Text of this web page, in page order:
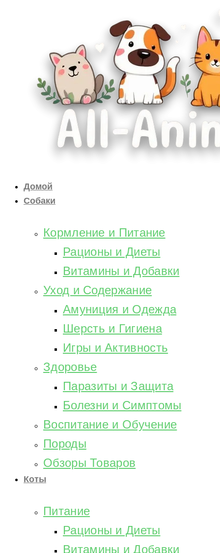
Домой
Собаки
Кормление и Питание
Рационы и Диеты
Витамины и Добавки
Уход и Содержание
Амуниция и Одежда
Шерсть и Гигиена
Игры и Активность
Здоровье
Паразиты и Защита
Болезни и Симптомы
Воспитание и Обучение
Породы
Обзоры Товаров
Коты
Питание
Рационы и Диеты
Витамины и Добавки